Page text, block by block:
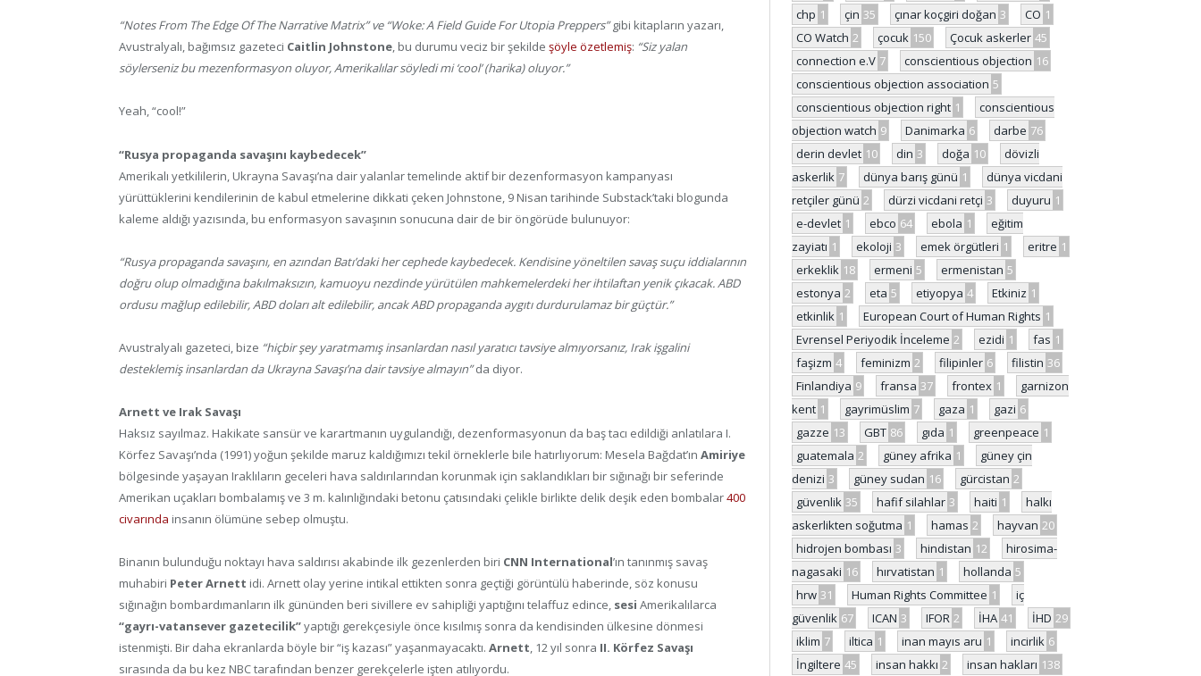
“Notes From The Edge Of The Narrative Matrix” ve “Woke: A Field Guide For Utopia Preppers”gibi kitapların yazarı,
Avustralyalı, bağımsız gazeteci Caitlin Johnstone, bu durumu veciz bir şekilde şöyle özetlemiş: “Siz yalan
söylerseniz bu mezenformasyon oluyor, Amerikalılar söyledi mi ‘cool’ (harika) oluyor.”
Yeah, “cool!”
“Rusya propaganda savaşını kaybedecek”
Amerikalı yetkililerin, Ukrayna Savaşı’na dair yalanlar temelinde aktif bir dezenformasyon kampanyası
yürüttüklerini kendilerinin de kabul etmelerine dikkati çeken Johnstone, 9 Nisan tarihinde Substack’taki blogunda
kaleme aldığı yazısında, bu enformasyon savaşının sonucuna dair de bir öngörüde bulunuyor:
“Rusya propaganda savaşını, en azından Batı’daki her cephede kaybedecek. Kendisine yöneltilen savaş suçu iddialarının
doğru olup olmadığına bakılmaksızın, kamuoyu nezdinde yürütülen mahkemelerdeki her ihtilaftan yenik çıkacak. ABD
ordusu mağlup edilebilir, ABD doları alt edilebilir, ancak ABD propaganda aygıtı durdurulamaz bir güçtür.”
Avustralyalı gazeteci, bize “hiçbir şey yaratmamış insanlardan nasıl yaratıcı tavsiye almıyorsanız, Irak işgalini
desteklemiş insanlardan da Ukrayna Savaşı’na dair tavsiye almayın”da diyor.
Arnett ve Irak Savaşı
Haksız sayılmaz. Hakikate sansür ve karartmanın uygulandığı, dezenformasyonun da baş tacı edildiği anlatılara I.
Körfez Savaşı’nda (1991) yoğun şekilde maruz kaldığımızı tekil örneklerle bile hatırlıyorum: Mesela Bağdat’ın Amiriye
bölgesinde yaşayan Iraklıların geceleri hava saldırılarından korunmak için saklandıkları bir sığınağı bir seferinde
Amerikan uçakları bombalamış ve 3 m. kalınlığındaki betonu çatısındaki çelikle birlikte delik deşik eden bombalar400
civarında insanın ölümüne sebep olmuştu.
Binanın bulunduğu noktayı hava saldırısı akabinde ilk gezenlerden biri CNN International’ın tanınmış savaş
muhabiri Peter Arnett idi. Arnett olay yerine intikal ettikten sonra geçtiği görüntülü haberinde, söz konusu
sığınağın bombardımanların ilk gününden beri sivillere ev sahipliği yaptığını telaffuz edince, sesi Amerikalılarca
“gayrı-vatansever gazetecilik”yaptığı gerekçesiyle önce kısılmış sonra da kendisinden ülkesine dönmesi
istenmişti. Bir daha ekranlarda böyle bir “iş kazası” yaşanmayacaktı. Arnett, 12 yıl sonra II. Körfez Savaşı
sırasında da bu kez NBC tarafından benzer gerekçelerle işten atılıyordu.
chp 1 çin 35 çınar koçgiri doğan 3 CO 1
CO Watch 2 çocuk 150 Çocuk askerler 45
connection e.V 7 conscientious objection 16
conscientious objection association 5
conscientious objection right 1
conscientious
objection watch 9 Danimarka 6 darbe 76
derin devlet 10 din 3 doğa 10
dövizli
askerlik 7 dünya barış günü 1
dünya vicdani
retçiler günü 2 dürzi vicdani retçi 3 duyuru 1
e-devlet 1 ebco 64 ebola 1
eğitim
zayiatı 1 ekoloji 3 emek örgütleri 1 eritre 1
erkeklik 18 ermeni 5 ermenistan 5
estonya 2 eta 5 etiyopya 4 Etkiniz 1
etkinlik 1 European Court of Human Rights 1
Evrensel Periyodik İnceleme 2 ezidi 1 fas 1
faşizm 4 feminizm 2 filipinler 6 filistin 36
Finlandiya 9 fransa 37 frontex 1
garnizon
kent 1 gayrimüslim 7 gaza 1 gazi 6
gazze 13 GBT 86 gıda 1 greenpeace 1
guatemala 2 güney afrika 1
güney çin
denizi 3 güney sudan 16 gürcistan 2
güvenlik 35 hafif silahlar 3 haiti 1
halkı
askerlikten soğutma 1 hamas 2 hayvan 20
hidrojen bombası 3 hindistan 12
hirosima-
nagasaki 16 hırvatistan 1 hollanda 5
hrw 31 Human Rights Committee 1
iç
güvenlik 67 ICAN 3 IFOR 2 İHA 41 İHD 29
iklim 7 iltica 1 inan mayıs aru 1 incirlik 6
İngiltere 45 insan hakkı 2 insan hakları 138